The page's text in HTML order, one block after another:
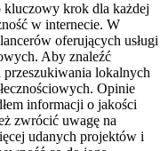
kluczowy krok dla każdej
w internecie. W
oferujących usługi
Aby znaleźć
przeszukiwania lokalnych
Opinie
informacji o jakości
zwrócić uwagę na
udanych projektów i